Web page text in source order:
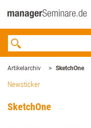
Artikelarchiv SketchOne
Newsticker
SketchOne